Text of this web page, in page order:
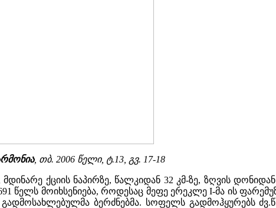
, თბ. 2006 წელი, ტ.13, გვ. 17-18
ქციის ნაპირზე, წალკიდან 32 კმ-ზე, ზღვის
მოიხსენიება, როდესაც მეფე ერეკლე I-მა ის
ბერძნებმა. სოფელს გადმოჰყურებს